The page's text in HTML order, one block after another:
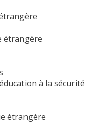
étrangère
à la sécurité
étrangère